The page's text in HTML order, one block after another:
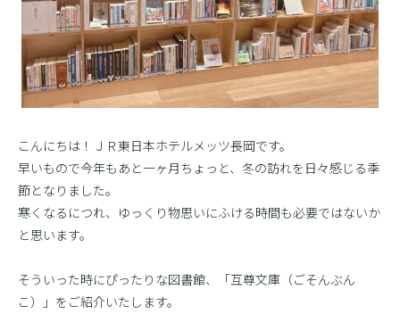
こんにちは！ＪＲ東日本ホテルメッツ長岡です。
早いもので今年もあと一ヶ月ちょっと、冬の訪れを日々感じる季
節となりました。
寒くなるにつれ、ゆっくり物思いにふける時間も必要ではないか
と思います。
そういった時にぴったりな図書館、「互尊文庫（ごそんぶん
こ）」をご紹介いたします。